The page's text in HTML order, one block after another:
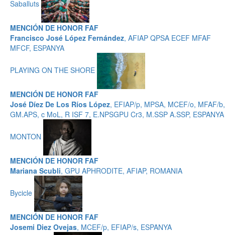
Saballuts
MENCIÓN DE HONOR FAF
Francisco José López Fernández, AFIAP QPSA ECEF MFAF
MFCF, ESPANYA
PLAYING ON THE SHORE
MENCIÓN DE HONOR FAF
José Díez De Los Ríos López, EFIAP/p, MPSA, MCEF/o, MFAF/b,
GM.APS, c MoL, R ISF 7, E.NPSGPU Cr3, M.SSP A.SSP, ESPANYA
MONTON
MENCIÓN DE HONOR FAF
Mariana Scubli, GPU APHRODITE, AFIAP, ROMANIA
Bycicle
MENCIÓN DE HONOR FAF
Josemi Diez Ovejas, MCEF/p, EFIAP/s, ESPANYA